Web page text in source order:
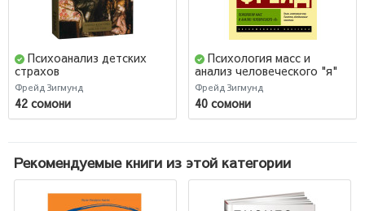
Психоанализ детских
страхов
Фрейд Зигмунд
42 сомони
Психология масс и
анализ человеческого "я"
Фрейд Зигмунд
40 сомони
Рекомендуемые книги из этой категории